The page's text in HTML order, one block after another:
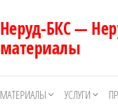
Неруд-БКС —
материалы
МАТЕРИАЛЫ УСЛУГИ